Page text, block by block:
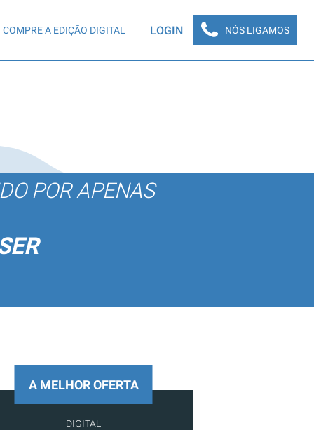
COMPRE A EDIÇÃO DIGITAL LOGIN NÓS LIGAMOS
POR APENAS
A MELHOR OFERTA
DIGITAL